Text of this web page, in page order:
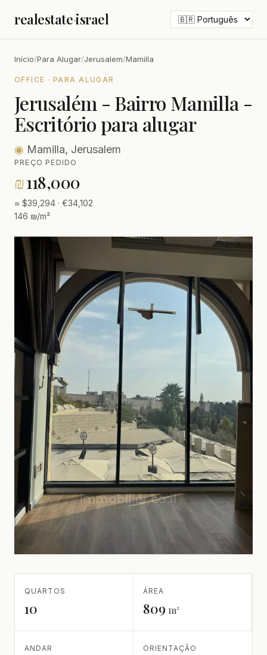
realestate·israel
Início/Para Alugar/Jerusalem/Mamilla
OFFICE · PARA ALUGAR
Jerusalém - Bairro Mamilla -
Escritório para alugar
◉ Mamilla, Jerusalem
PREÇO PEDIDO
₪118,000
≈ $39,294 · €34,102
146 ₪/m²
QUARTOS
10
ÁREA
809 m²
ANDAR ORIENTAÇÃO